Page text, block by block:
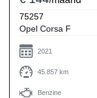
75257
Opel Corsa F
2021
45.857 km
Benzine